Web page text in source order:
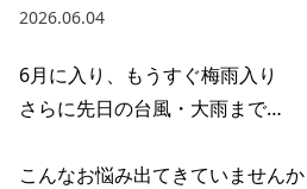
2026.06.04
6月に入り、もうすぐ梅雨入り
さらに先日の台風・大雨まで…
こんなお悩み出てきていませんか